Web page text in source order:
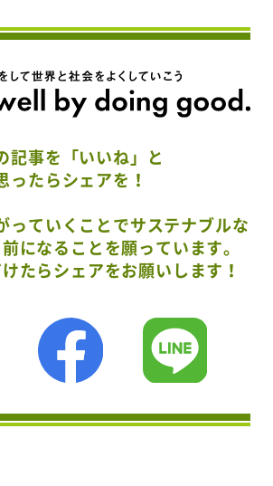
記事を「いいね」と
ったらシェアを！
っていくことでサステナブルな
になることを願っています。
たらシェアをお願いします！